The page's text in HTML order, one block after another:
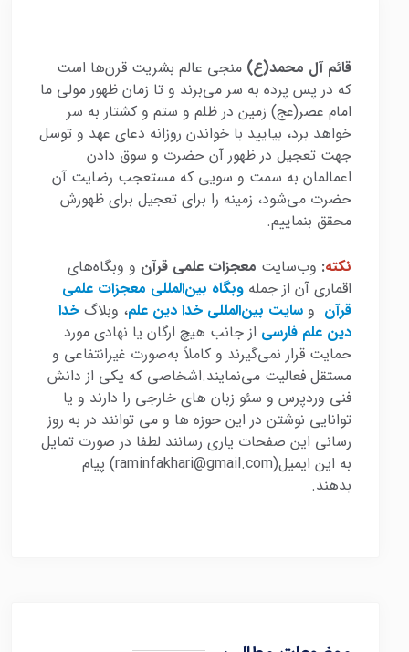
قائم آل محمد(ع) منجی عالم بشریت قرن‌ها است
که در پس پرده به سر می‌برند و تا زمان ظهور مولی ما
امام عصر(عج) زمین در ظلم و ستم و کشتار به سر
خواهد برد، بیایید با خواندن روزانه دعای عهد و توسل
جهت تعجیل در ظهور آن حضرت و سوق دادن
اعمالمان به سمت و سویی که مستعجب رضایت آن
حضرت می‌شود، زمینه را برای تعجیل برای ظهورش
محقق بنماییم.
نکته: وب‌سایت معجزات علمی قرآن و وبگاه‌های
اقماری آن از جمله وبگاه بین‌المللی معجزات علمی
قرآن و سایت بین‌المللی خدا دین علم، وبلاگ خدا
دین علم فارسی از جانب هیچ ارگان یا نهادی مورد
حمایت قرار نمی‌گیرند و کاملاً به‌صورت غیرانتفاعی و
مستقل فعالیت می‌نمایند.اشخاصی که یکی از دانش
فنی وردپرس و سئو زبان های خارجی را دارند و یا
توانایی نوشتن در این حوزه ها و می توانند در به روز
رسانی این صفحات یاری رسانند لطفا در صورت تمایل
به این ایمیل(raminfakhari@gmail.com) پیام
بدهند.